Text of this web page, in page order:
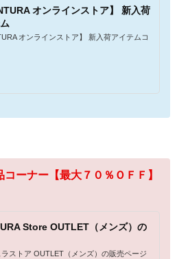
オンラインストア】 新入荷
オンラインストア】 新入荷アイテムコ
ーナー【最大７０％ＯＦＦ】
Store OUTLET（メンズ）の
ストア OUTLET（メンズ）の販売ページ